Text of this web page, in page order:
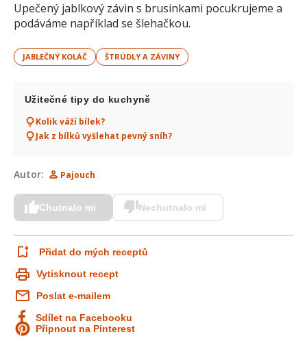
Upečený jablkový závin s brusinkami pocukrujeme a
podáváme například se šlehačkou.
JABLEČNÝ KOLÁČ ŠTRÚDLY A ZÁVINY
Užitečné tipy do kuchyně
Kolik váží bílek?
Jak z bílků vyšlehat pevný sníh?
Autor: Pajouch
Chutnalo mi Nechutnalo mi
Přidat do mých receptů
Vytisknout recept
Poslat e-mailem
Sdílet na Facebooku
Připnout na Pinterest